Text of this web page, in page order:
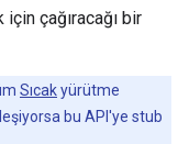
çağıracağı bir
Sıcakyürütme
bu API'ye stub